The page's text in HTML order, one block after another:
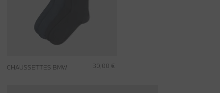
30,00 €
CHAUSSETTES BMW